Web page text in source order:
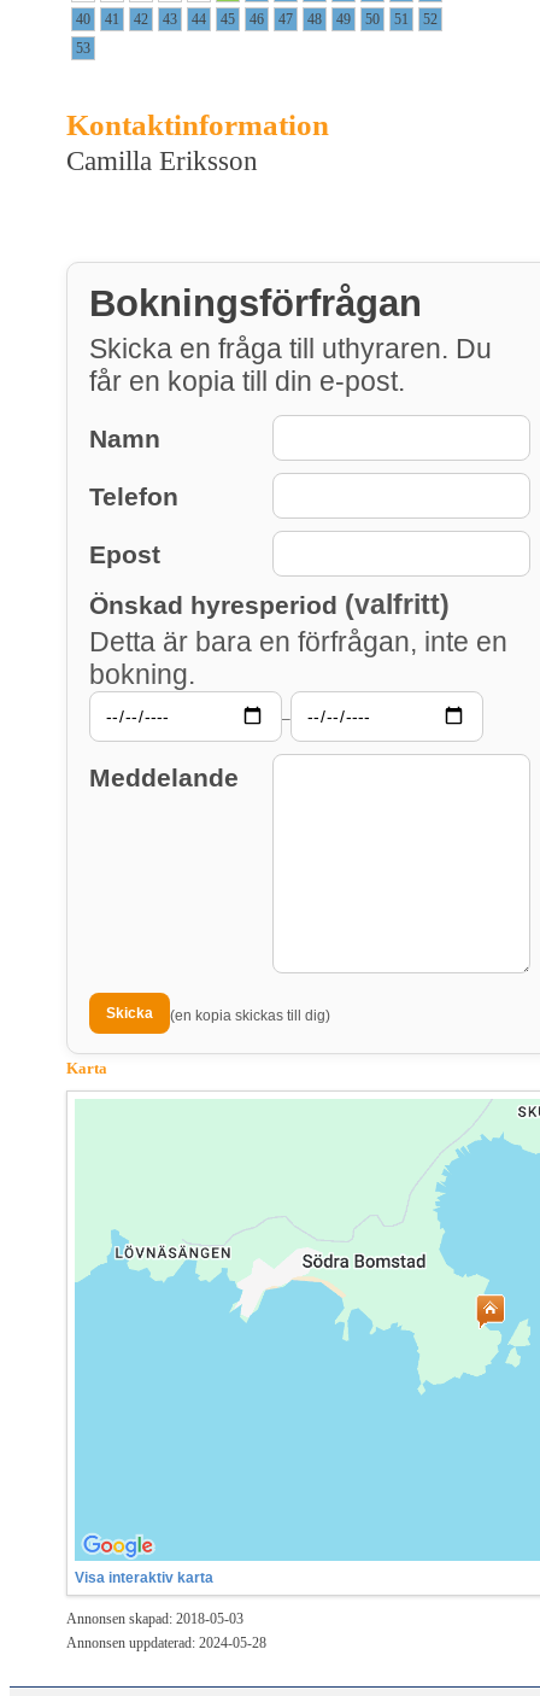
40 41 42 43 44 45 46 47 48 49 50 51
52
53
Kontaktinformation
Camilla Eriksson
Bokningsförfrågan
Skicka en fråga till uthyraren. Du
får en kopia till din e-post.
Namn
Telefon
Epost
Önskad hyresperiod (valfritt)
Detta är bara en förfrågan, inte en
bokning.
–
Meddelande
(en kopia skickas till dig)
Karta
Visa interaktiv karta
Annonsen skapad: 2018-05-03
Annonsen uppdaterad: 2024-05-28